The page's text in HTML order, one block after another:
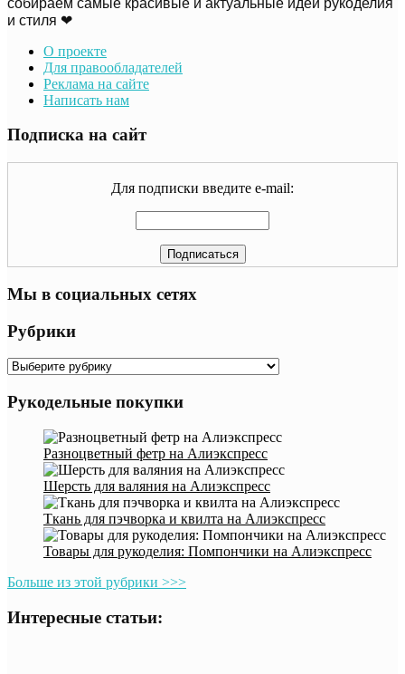
и стиля ❤
О проекте
Для правообладателей
Реклама на сайте
Написать нам
Подписка на сайт
Для подписки введите e-mail:
Мы в социальных сетях
Рубрики
Рубрики
Рукодельные покупки
Разноцветный фетр на Алиэкспресс
Шерсть для валяния на Алиэкспресс
Ткань для пэчворка и квилта на Алиэкспресс
Товары для рукоделия: Помпончики на Алиэкспресс
Больше из этой рубрики >>>
Интересные статьи: